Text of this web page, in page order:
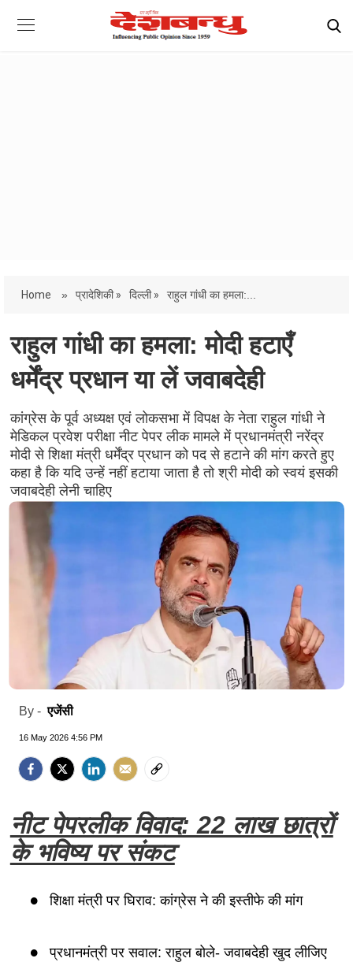
Home » प्रादेशिकी » दिल्ली » राहुल गांधी का हमला:...
राहुल गांधी का हमला: मोदी हटाएँ
धर्मेंद्र प्रधान या लें जवाबदेही
कांग्रेस के पूर्व अध्यक्ष एवं लोकसभा में विपक्ष के नेता राहुल गांधी ने
मेडिकल प्रवेश परीक्षा नीट पेपर लीक मामले में प्रधानमंत्री नरेंद्र
मोदी से शिक्षा मंत्री धर्मेंद्र प्रधान को पद से हटाने की मांग करते हुए
कहा है कि यदि उन्हें नहीं हटाया जाता है तो श्री मोदी को स्वयं इसकी
जवाबदेही लेनी चाहिए
By -एजेंसी
16 May 2026 4:56 PM
नीट पेपरलीक विवाद: 22 लाख छात्रों
के भविष्य पर संकट
शिक्षा मंत्री पर घिराव: कांग्रेस ने की इस्तीफे की मांग
प्रधानमंत्री पर सवाल: राहुल बोले- जवाबदेही खुद लीजिए